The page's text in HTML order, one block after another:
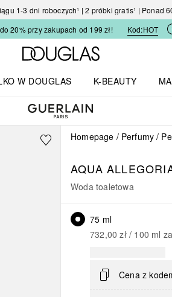
1-3 dni roboczych¹ | 2 próbki gratis¹ | Ponad
20% przy zakupach od 199 zł!
Kod:HOT
Strona główna
W DOUGLAS
K-BEAUTY
Homepage Perfumy
AQUA
Woda toaletowa
75 ml
732,00 zł / 100 ml
Cena z